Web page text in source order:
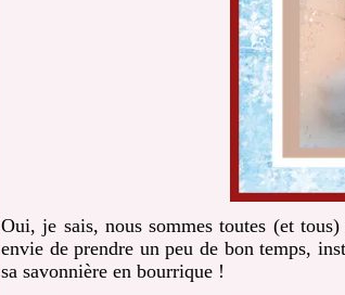
Oui, je sais, nous sommes toutes (et
envie de prendre un peu de bon temps,
sa savonnière en bourrique !